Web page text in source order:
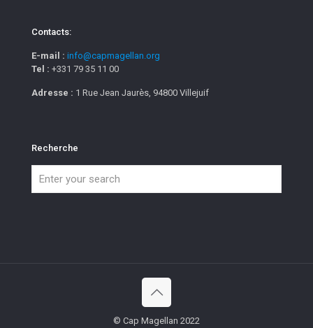
Contacts:
E-mail : info@capmagellan.org
Tel : +331 79 35 11 00
Adresse : 1 Rue Jean Jaurès, 94800 Villejuif
Recherche
© Cap Magellan 2022